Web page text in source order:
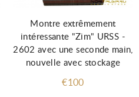
Montre extrêmement
intéressante "Zim" URSS -
2602 avec une seconde main,
nouvelle avec stockage
€100